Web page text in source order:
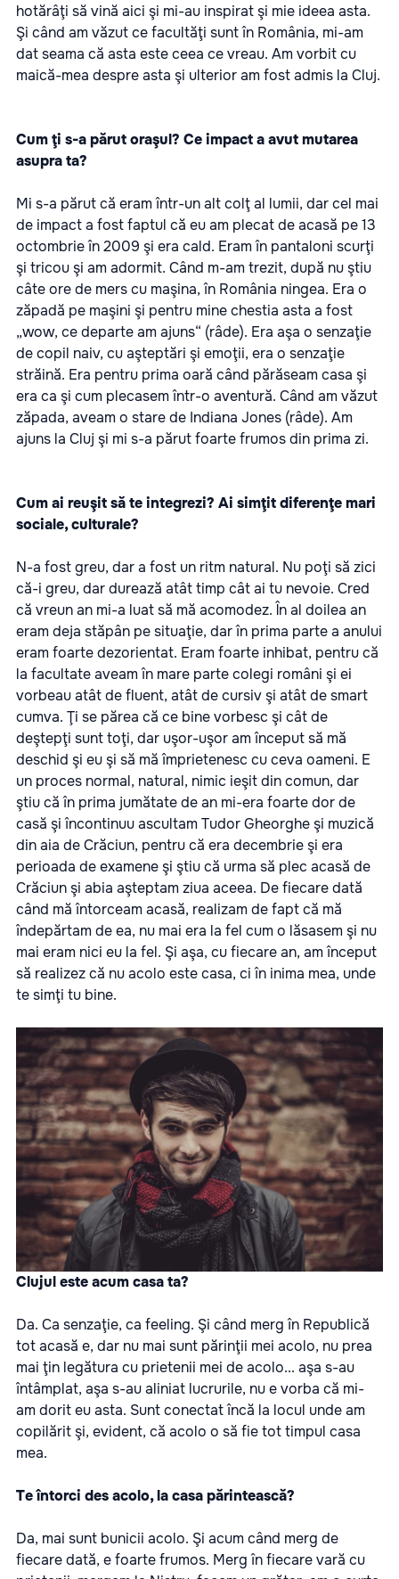
hotărâţi să vină aici şi mi-au inspirat şi mie ideea asta.
Şi când am văzut ce facultăţi sunt în România, mi-am
dat seama că asta este ceea ce vreau. Am vorbit cu
maică-mea despre asta şi ulterior am fost admis la Cluj.
Cum ţi s-a părut oraşul? Ce impact a avut mutarea
asupra ta?
Mi s-a părut că eram într-un alt colţ al lumii, dar cel mai
de impact a fost faptul că eu am plecat de acasă pe 13
octombrie în 2009 şi era cald. Eram în pantaloni scurţi
şi tricou şi am adormit. Când m-am trezit, după nu ştiu
câte ore de mers cu maşina, în România ningea. Era o
zăpadă pe maşini şi pentru mine chestia asta a fost
„wow, ce departe am ajuns“ (râde). Era aşa o senzaţie
de copil naiv, cu aşteptări şi emoţii, era o senzaţie
străină. Era pentru prima oară când părăseam casa şi
era ca şi cum plecasem într-o aventură. Când am văzut
zăpada, aveam o stare de Indiana Jones (râde). Am
ajuns la Cluj şi mi s-a părut foarte frumos din prima zi.
Cum ai reuşit să te integrezi? Ai simţit diferenţe mari
sociale, culturale?
N-a fost greu, dar a fost un ritm natural. Nu poţi să zici
că-i greu, dar durează atât timp cât ai tu nevoie. Cred
că vreun an mi-a luat să mă acomodez. În al doilea an
eram deja stăpân pe situaţie, dar în prima parte a anului
eram foarte dezorientat. Eram foarte inhibat, pentru că
la facultate aveam în mare parte colegi români şi ei
vorbeau atât de fluent, atât de cursiv şi atât de smart
cumva. Ţi se părea că ce bine vorbesc şi cât de
deştepţi sunt toţi, dar uşor-uşor am început să mă
deschid şi eu şi să mă împrietenesc cu ceva oameni. E
un proces normal, natural, nimic ieşit din comun, dar
ştiu că în prima jumătate de an mi-era foarte dor de
casă şi încontinuu ascultam Tudor Gheorghe şi muzică
din aia de Crăciun, pentru că era decembrie şi era
perioada de examene şi ştiu că urma să plec acasă de
Crăciun şi abia aşteptam ziua aceea. De fiecare dată
când mă întorceam acasă, realizam de fapt că mă
îndepărtam de ea, nu mai era la fel cum o lăsasem şi nu
mai eram nici eu la fel. Şi aşa, cu fiecare an, am început
să realizez că nu acolo este casa, ci în inima mea, unde
te simţi tu bine.
Clujul este acum casa ta?
Da. Ca senzaţie, ca feeling. Şi când merg în Republică
tot acasă e, dar nu mai sunt părinţii mei acolo, nu prea
mai ţin legătura cu prietenii mei de acolo... aşa s-au
întâmplat, aşa s-au aliniat lucrurile, nu e vorba că mi-
am dorit eu asta. Sunt conectat încă la locul unde am
copilărit şi, evident, că acolo o să fie tot timpul casa
mea.
Te întorci des acolo, la casa părintească?
Da, mai sunt bunicii acolo. Şi acum când merg de
fiecare dată, e foarte frumos. Merg în fiecare vară cu